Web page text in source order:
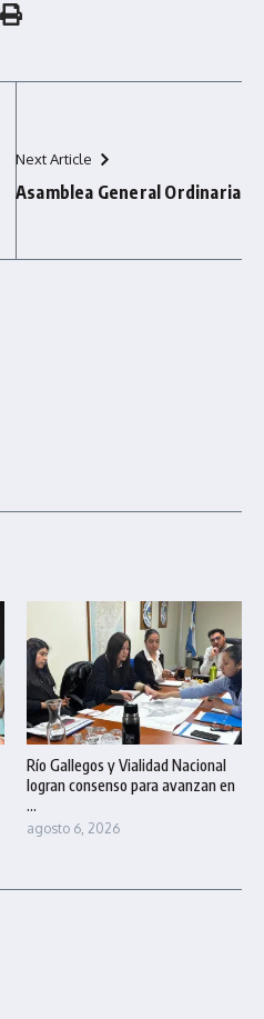
Next Article
Asamblea General Ordinaria
Río Gallegos y Vialidad Nacional
logran consenso para avanzan en
...
agosto 6, 2026